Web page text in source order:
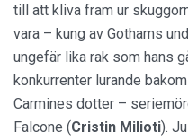
till att kliva fram ur
vara – kung av Gothams
ungefär lika rak som hans
konkurrenter lurande
Carmines dotter –
Falcone (Cristin Milioti).